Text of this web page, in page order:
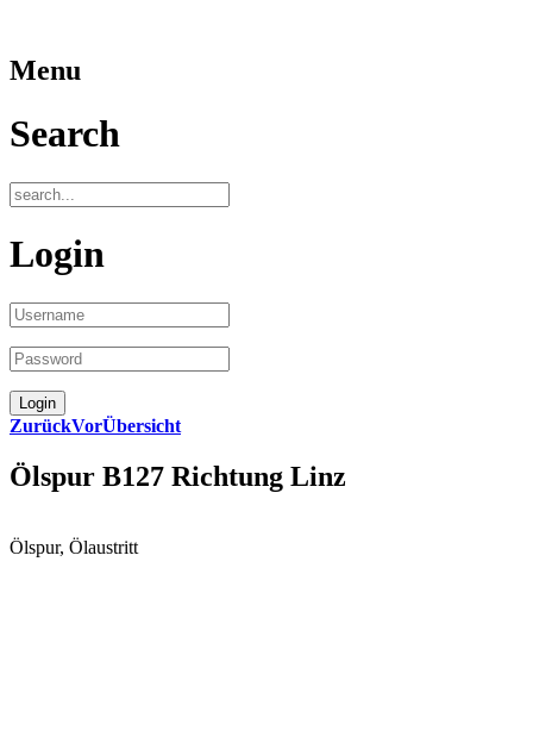
Menu
Search
Login
ZurückVorÜbersicht
Ölspur B127 Richtung Linz
Ölspur, Ölaustritt